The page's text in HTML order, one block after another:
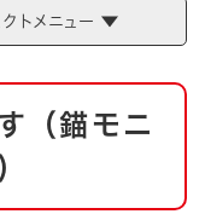
トメニュー
（錨モニ